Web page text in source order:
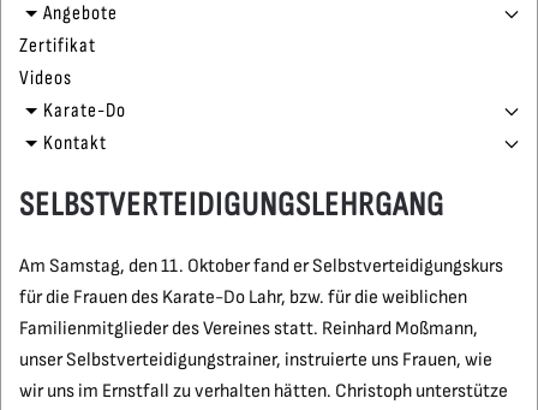
Angebote
Zertifikat
Videos
Karate-Do
Kontakt
SELBSTVERTEIDIGUNGSLEHRGANG
Am Samstag, den 11. Oktober fand er Selbstverteidigungskurs
für die Frauen des Karate-Do Lahr, bzw. für die weiblichen
Familienmitglieder des Vereines statt. Reinhard Moßmann,
unser Selbstverteidigungstrainer, instruierte uns Frauen, wie
wir uns im Ernstfall zu verhalten hätten. Christoph unterstütze